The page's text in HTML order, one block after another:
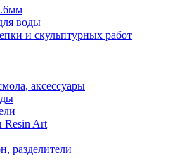
воды
и скульптурных работ
аксессуары
Resin Art
разделители